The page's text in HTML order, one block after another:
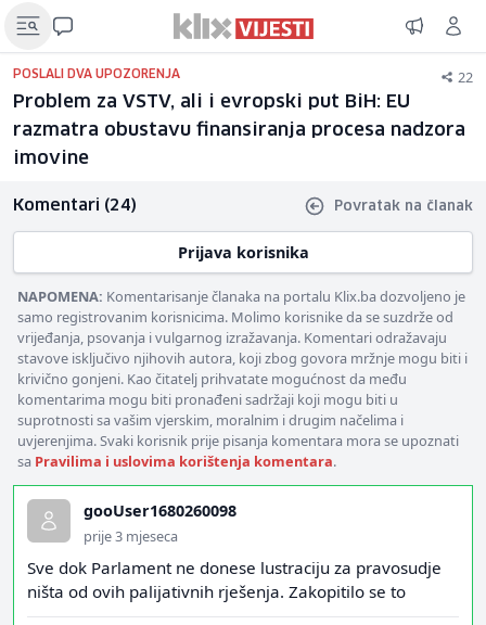
POSLALI DVA UPOZORENJA 22
Problem za VSTV, ali i evropski put BiH: EU
razmatra obustavu finansiranja procesa nadzora
imovine
Komentari (24) Povratak na članak
Prijava korisnika
NAPOMENA: Komentarisanje članaka na portalu Klix.ba dozvoljeno je
samo registrovanim korisnicima. Molimo korisnike da se suzdrže od
vrijeđanja, psovanja i vulgarnog izražavanja. Komentari odražavaju
stavove isključivo njihovih autora, koji zbog govora mržnje mogu biti i
krivično gonjeni. Kao čitatelj prihvatate mogućnost da među
komentarima mogu biti pronađeni sadržaji koji mogu biti u
suprotnosti sa vašim vjerskim, moralnim i drugim načelima i
uvjerenjima. Svaki korisnik prije pisanja komentara mora se upoznati
sa Pravilima i uslovima korištenja komentara.
gooUser1680260098
prije 3 mjeseca
Sve dok Parlament ne donese lustraciju za pravosudje
ništa od ovih palijativnih rješenja. Zakopitilo se to